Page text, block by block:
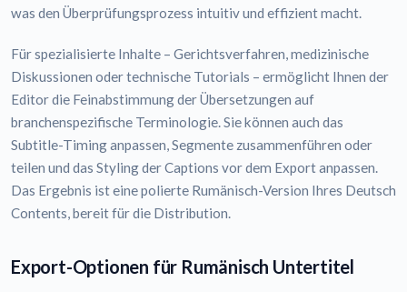
was den Überprüfungsprozess intuitiv und effizient macht.
Für spezialisierte Inhalte – Gerichtsverfahren, medizinische
Diskussionen oder technische Tutorials – ermöglicht Ihnen der
Editor die Feinabstimmung der Übersetzungen auf
branchenspezifische Terminologie. Sie können auch das
Subtitle-Timing anpassen, Segmente zusammenführen oder
teilen und das Styling der Captions vor dem Export anpassen.
Das Ergebnis ist eine polierte Rumänisch-Version Ihres Deutsch
Contents, bereit für die Distribution.
Export-Optionen für Rumänisch Untertitel